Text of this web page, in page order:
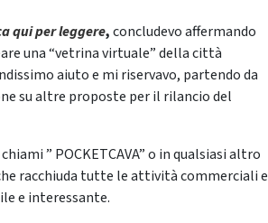
qui per leggere,concludevo affermando
una “vetrina virtuale” della città
aiuto e mi riservavo, partendo da
su altre proposte per il rilancio del
” POCKETCAVA” o in qualsiasi altro
racchiuda tutte le attività commerciali e
e interessante.